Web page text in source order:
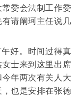
委会法制工作委
请阚珂主任说几
好。时间过得真
士来到这里出席
年两次有关人大
也是安排在张德